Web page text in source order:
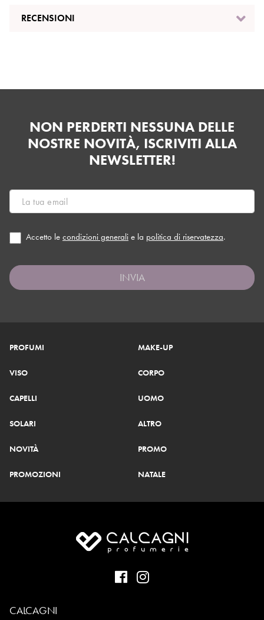
RECENSIONI
NON PERDERTI NESSUNA DELLE
NOSTRE NOVITÀ, ISCRIVITI ALLA
NEWSLETTER!
Accetto le condizioni generali e la politica di riservatezza.
INVIA
PROFUMI MAKE-UP
VISO CORPO
CAPELLI UOMO
SOLARI ALTRO
NOVITÀ PROMO
PROMOZIONI NATALE
CALCAGNI